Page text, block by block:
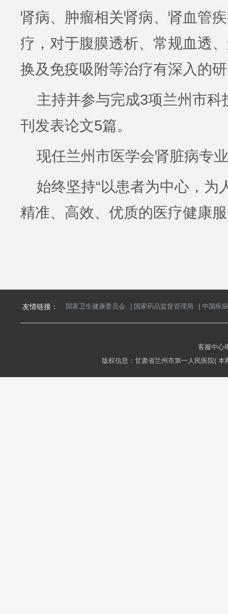
肾病、肿瘤相关肾病、肾血管
疗，对于腹膜透析、常规血透
换及免疫吸附等治疗有深入的
主持并参与完成3项兰州市
刊发表论文5篇。
现任兰州市医学会肾脏病专
始终坚持“以患者为中心，为
精准、高效、优质的医疗健康
友情链接： 国家卫生健康委员会 国家药品监督管理局 中国疾
客服中心
版权信息：甘肃省兰州市第一人民医院(